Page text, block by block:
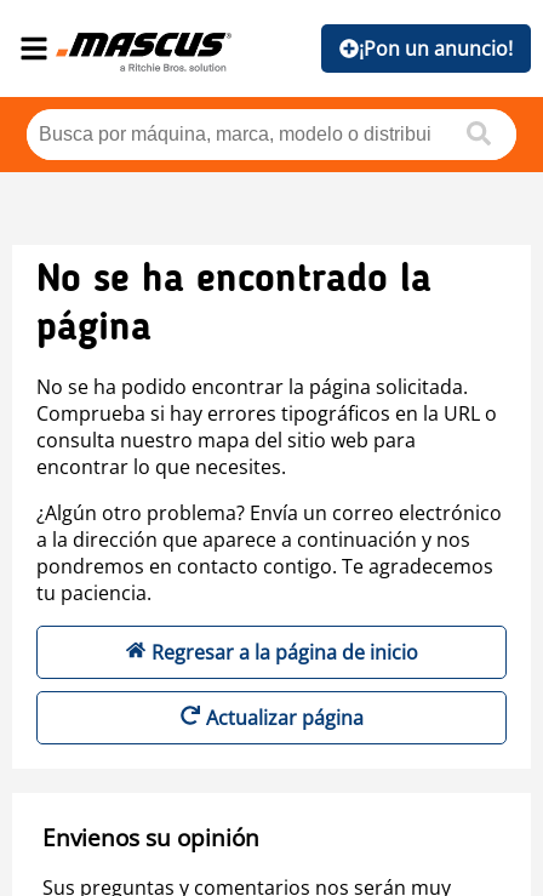
¡Pon un anuncio!
No se ha encontrado la
página
No se ha podido encontrar la página solicitada.
Comprueba si hay errores tipográficos en la URL o
consulta nuestro mapa del sitio web para
encontrar lo que necesites.
¿Algún otro problema? Envía un correo electrónico
a la dirección que aparece a continuación y nos
pondremos en contacto contigo. Te agradecemos
tu paciencia.
Regresar a la página de inicio
Actualizar página
Envienos su opinión
Sus preguntas y comentarios nos serán muy